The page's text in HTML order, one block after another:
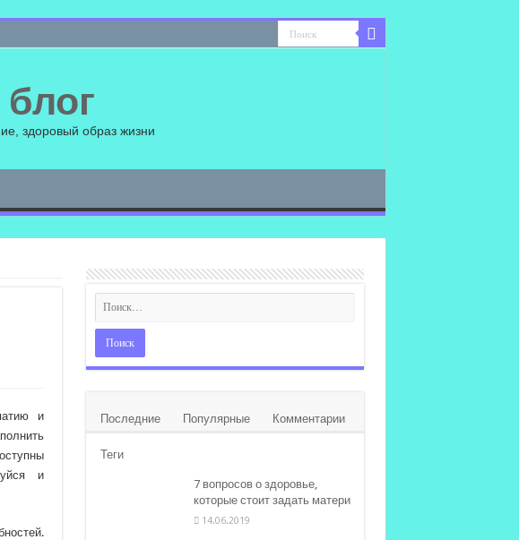
здоровый образ жизни
и
и
Последние Популярные Комментарии
Теги
7 вопросов о здоровье,
которые стоит задать матери
14.06.2019